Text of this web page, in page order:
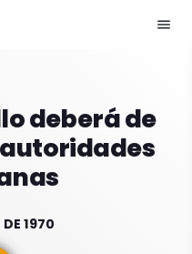
menu
deberá de
DE 1970